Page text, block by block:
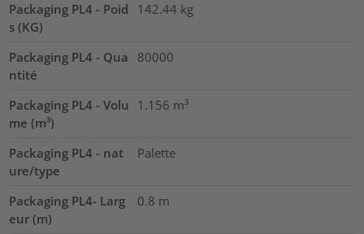
Packaging PL4 - Poid
s (KG)
142.44 kg
Packaging PL4 - Qua
ntité
80000
Packaging PL4 - Volu
me (m³)
1.156 m³
Packaging PL4 - nat
ure/type
Palette
Packaging PL4- Larg
eur (m)
0.8 m